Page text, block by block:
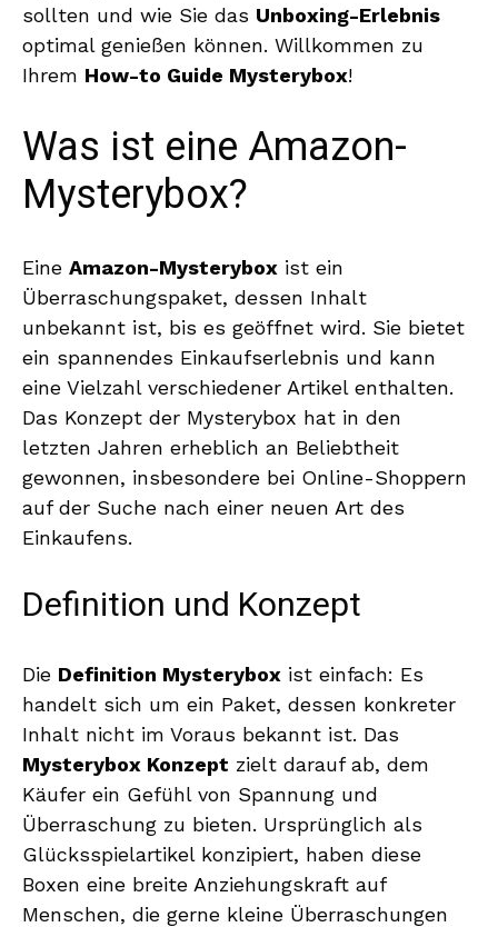
sollten und wie Sie das Unboxing-Erlebnis
optimal genießen können. Willkommen zu
Ihrem How-to Guide Mysterybox!
Was ist eine Amazon-
Mysterybox?
Eine Amazon-Mysterybox ist ein
Überraschungspaket, dessen Inhalt
unbekannt ist, bis es geöffnet wird. Sie bietet
ein spannendes Einkaufserlebnis und kann
eine Vielzahl verschiedener Artikel enthalten.
Das Konzept der Mysterybox hat in den
letzten Jahren erheblich an Beliebtheit
gewonnen, insbesondere bei Online-Shoppern
auf der Suche nach einer neuen Art des
Einkaufens.
Definition und Konzept
Die Definition Mysterybox ist einfach: Es
handelt sich um ein Paket, dessen konkreter
Inhalt nicht im Voraus bekannt ist. Das
Mysterybox Konzept zielt darauf ab, dem
Käufer ein Gefühl von Spannung und
Überraschung zu bieten. Ursprünglich als
Glücksspielartikel konzipiert, haben diese
Boxen eine breite Anziehungskraft auf
Menschen, die gerne kleine Überraschungen